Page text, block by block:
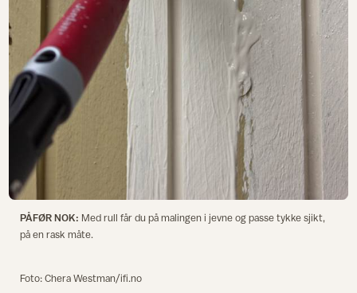
PÅFØR NOK: Med rull får du på malingen i jevne og passe tykke sjikt,
på en rask måte.
Foto: Chera Westman/ifi.no